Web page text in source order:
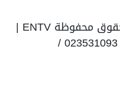
© حقوق النشر 2025، جميع الحقوق محفوظة ENTV |
الهاتف: 023531010 | فاكس: 023531093 /